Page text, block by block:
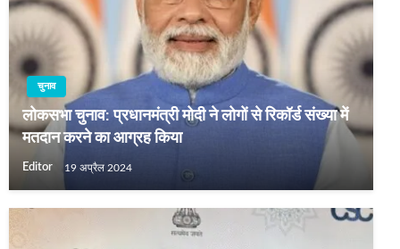
चुनाव
लोकसभा चुनाव: प्रधानमंत्री मोदी ने लोगों से रिकॉर्ड संख्या में
मतदान करने का आग्रह किया
Editor 19 अप्रैल 2024